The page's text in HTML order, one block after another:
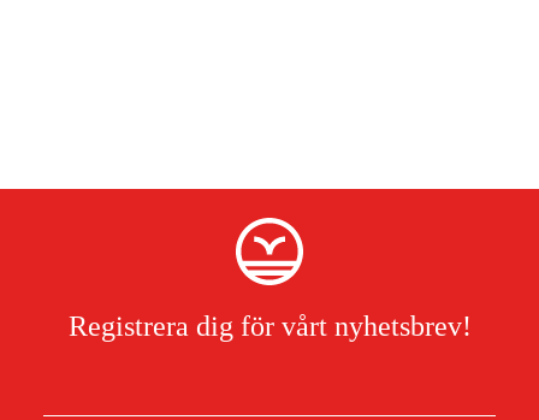
Registrera dig för vårt nyhetsbrev!